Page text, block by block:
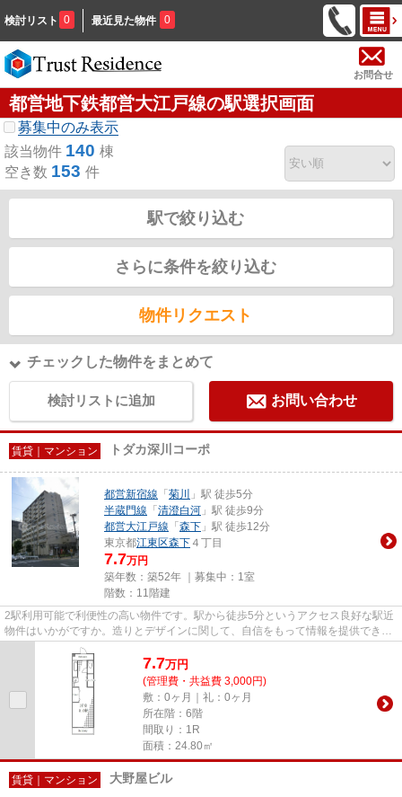
検討リスト 0 最近見た物件 0
お問合せ
都営地下鉄都営大江戸線の駅選択画面
募集中のみ表示
該当物件 140 棟
空き数 153 件
駅で絞り込む
さらに条件を絞り込む
物件リクエスト
チェックした物件をまとめて
検討リストに追加 お問い合わせ
賃貸｜マンション トダカ深川コーポ
都営新宿線 「 菊川
」駅 徒歩5分
半蔵門線 「 清澄白河 」駅 徒歩9分
都営大江戸線 「 森下 」駅 徒歩12分
東京都江東区森下 ４丁目
7.7万円
築年数：築52年 ｜募集中： 1室
階数：11階建
2駅利用可能で利便性の高い物件です。駅から徒歩5分というアクセス良好な駅近
物件はいかがですか。造りとデザインに関して、自信をもって情報を提供できる
マンションです。地上11階建...
7.7万円
(管理費・共益費 3,000円)
敷：0ヶ月｜礼：0ヶ月
所在階：6階
間取り：1R
面積：24.80㎡
賃貸｜マンション 大野屋ビル